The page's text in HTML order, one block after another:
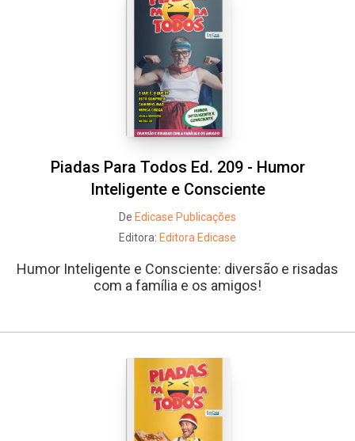
Piadas Para Todos Ed. 209 - Humor
Inteligente e Consciente
De Edicase Publicações
Editora: Editora Edicase
Humor Inteligente e Consciente: diversão e risadas
com a família e os amigos!